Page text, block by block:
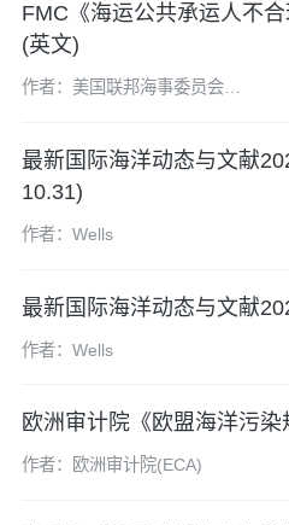
FMC《海运公共承运人不合
(英文)
作者：美国联邦海事委员会
最新国际海洋动态与文献
10.31)
作者：Wells
最新国际海洋动态与文献
作者：Wells
欧洲审计院《欧盟海洋污
作者：欧洲审计院(ECA)